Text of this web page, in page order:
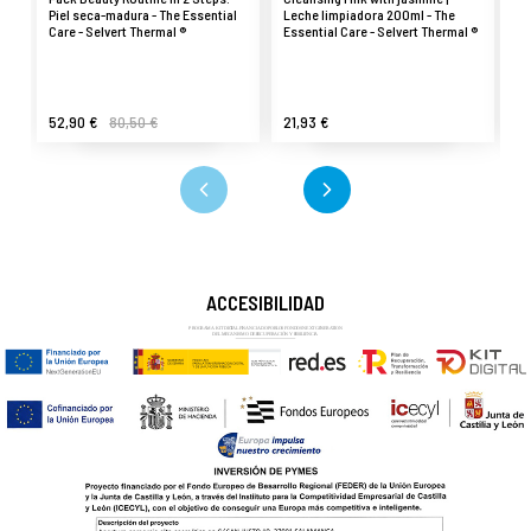
Piel seca-madura - The Essential
Care - Selvert Thermal ®
52,90 € 80,50 €
Leche limpiadora 200ml - The
Essential Care - Selvert Thermal ®
21,93 €
ACCESIBILIDAD